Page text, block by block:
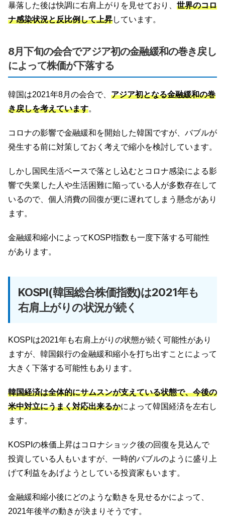
暴落した後は快調に右肩上がりを見せており、 世界のコロ
ナ感染状況と反比例して上昇しています。
8月下旬の会合でアジア初の金融緩和の巻き戻し
によって株価が下落する
韓国は2021年8月の会合で、 アジア初となる金融緩和の巻
き戻しを考えています。
コロナの影響で金融緩和を開始した韓国ですが、バブルが
発生する前に対策しておく考えで縮小を検討しています。
しかし国民生活ベースで落とし込むとコロナ感染による影
響で失業した人や生活困難に陥っている人が多数存在して
いるので、個人消費の回復が更に遅れてしまう懸念があり
ます。
金融緩和縮小によってKOSPI指数も一度下落する可能性
があります。
KOSPI(韓国総合株価指数)は2021年も
右肩上がりの状況が続く
KOSPIは2021年も右肩上がりの状態が続く可能性があり
ますが、韓国銀行の金融緩和縮小を打ち出すことによって
大きく下落する可能性もあります。
韓国経済は全体的にサムスンが支えている状態で、今後の
米中対立にうまく対応出来るかによって韓国経済を左右し
ます。
KOSPIの株価上昇はコロナショック後の回復を見込んで
投資している人もいますが、一時的バブルのように盛り上
げて利益をあげようとしている投資家もいます。
金融緩和縮小後にどのような動きを見せるかによって、
2021年後半の動きが決まりそうです。